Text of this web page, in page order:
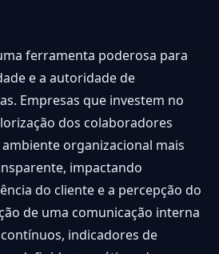
ferramenta poderosa para
e a autoridade de
Empresas que investem no
dos colaboradores
organizacional mais
impactando
do cliente e a percepção do
de uma comunicação interna
indicadores de